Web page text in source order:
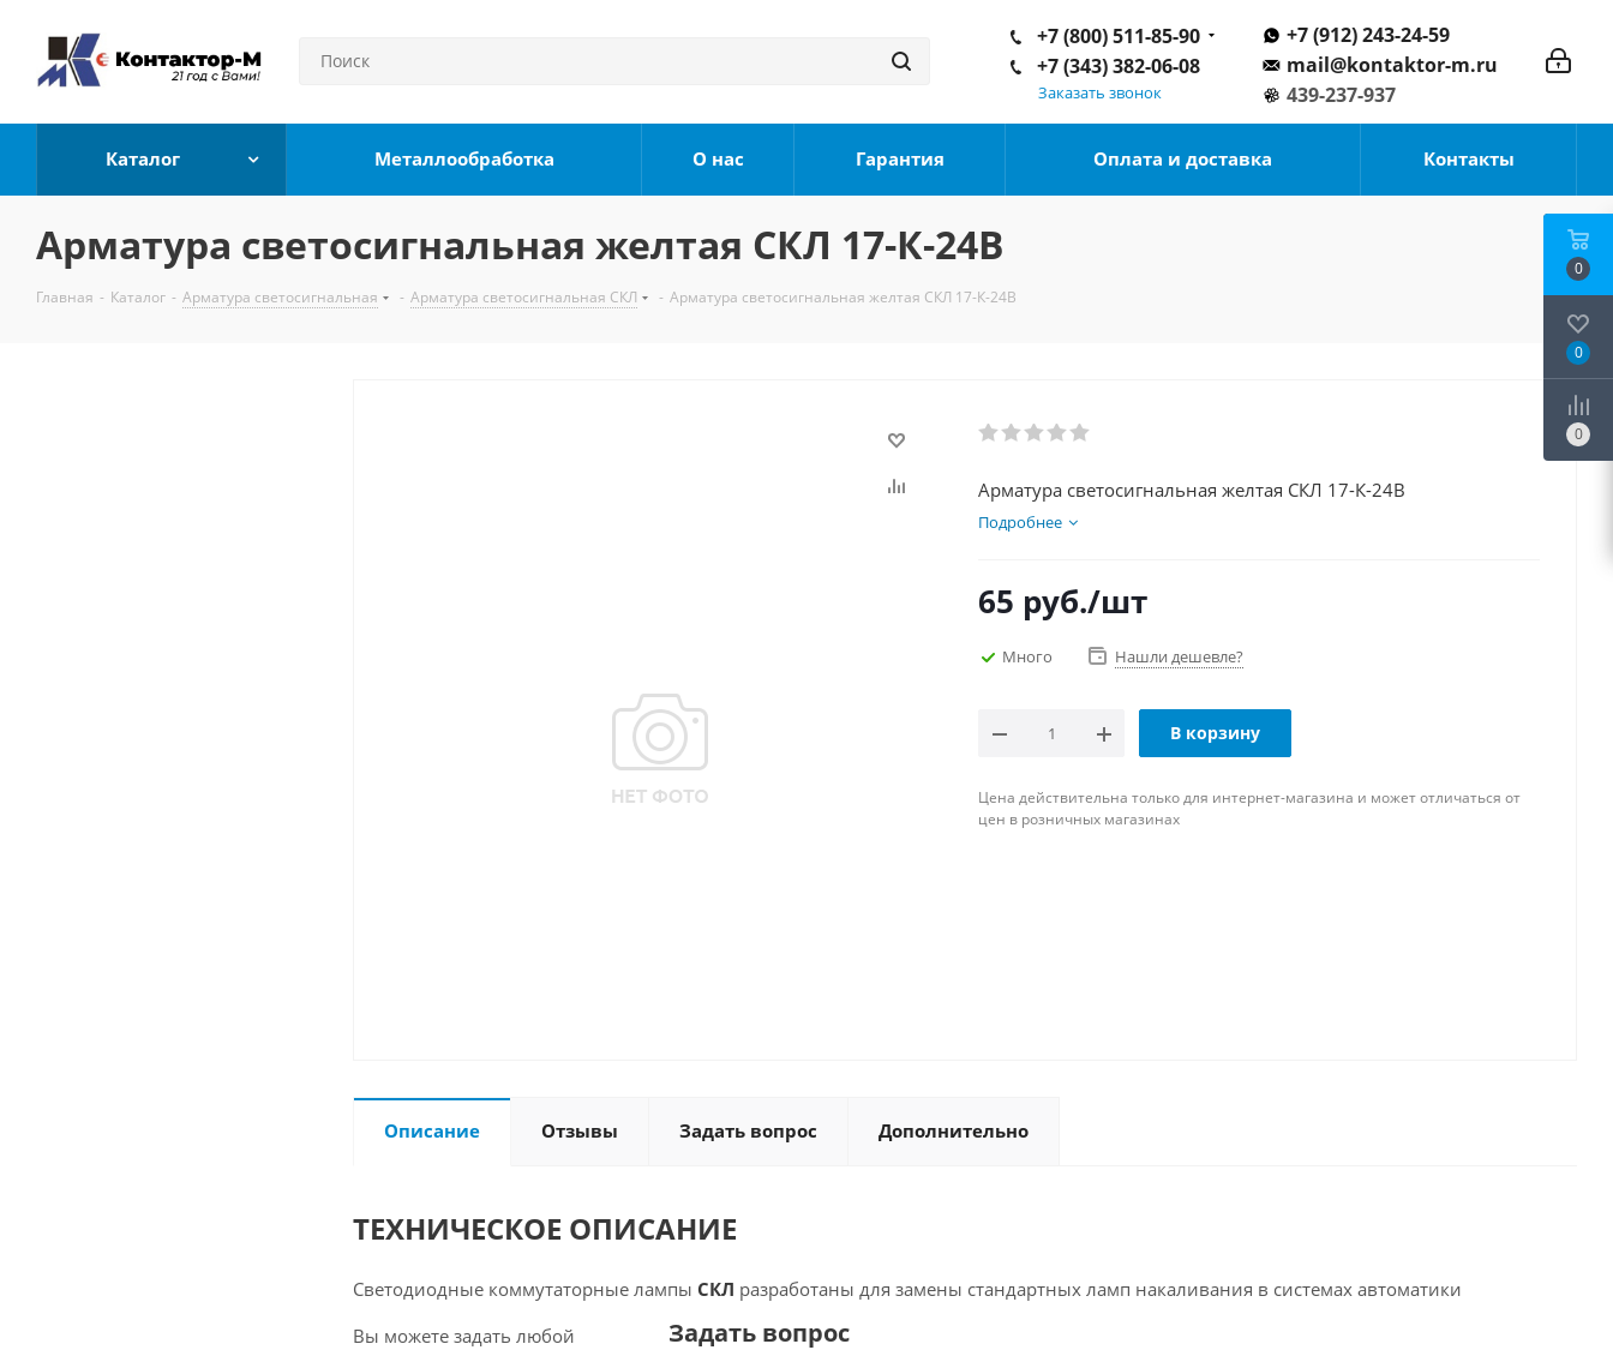
+7 (912) 243-24-59
mail@kontaktor-m.ru
439-237-937
+7 (800) 511-85-90
+7 (343) 382-06-08
Заказать звонок
Каталог Металлообработка О нас Гарантия Оплата и доставка Контакты
Арматура светосигнальная желтая СКЛ 17-К-24В
Главная - Каталог - Арматура светосигнальная - Арматура светосигнальная СКЛ - Арматура светосигнальная желтая СКЛ 17-К-24В
Арматура светосигнальная желтая СКЛ 17-К-24В
Подробнее
65 руб./шт
Много Нашли дешевле?
В корзину
Цена действительна только для интернет-магазина и может отличаться от
цен в розничных магазинах
Описание Отзывы Задать вопрос Дополнительно
ТЕХНИЧЕСКОЕ ОПИСАНИЕ
Светодиодные коммутаторные лампы СКЛ разработаны для замены стандартных ламп накаливания в системах автоматики
Вы можете задать любой
Задать вопрос
0
0
0